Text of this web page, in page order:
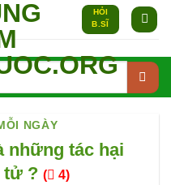
HỎI
B.SĨ
NGÀY
những tác hại
tử ? ( 4)